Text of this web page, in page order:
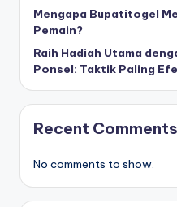
Mengapa Bupatitogel
Pemain?
Raih Hadiah Utama
Ponsel: Taktik Paling
Recent Comments
No comments to show.